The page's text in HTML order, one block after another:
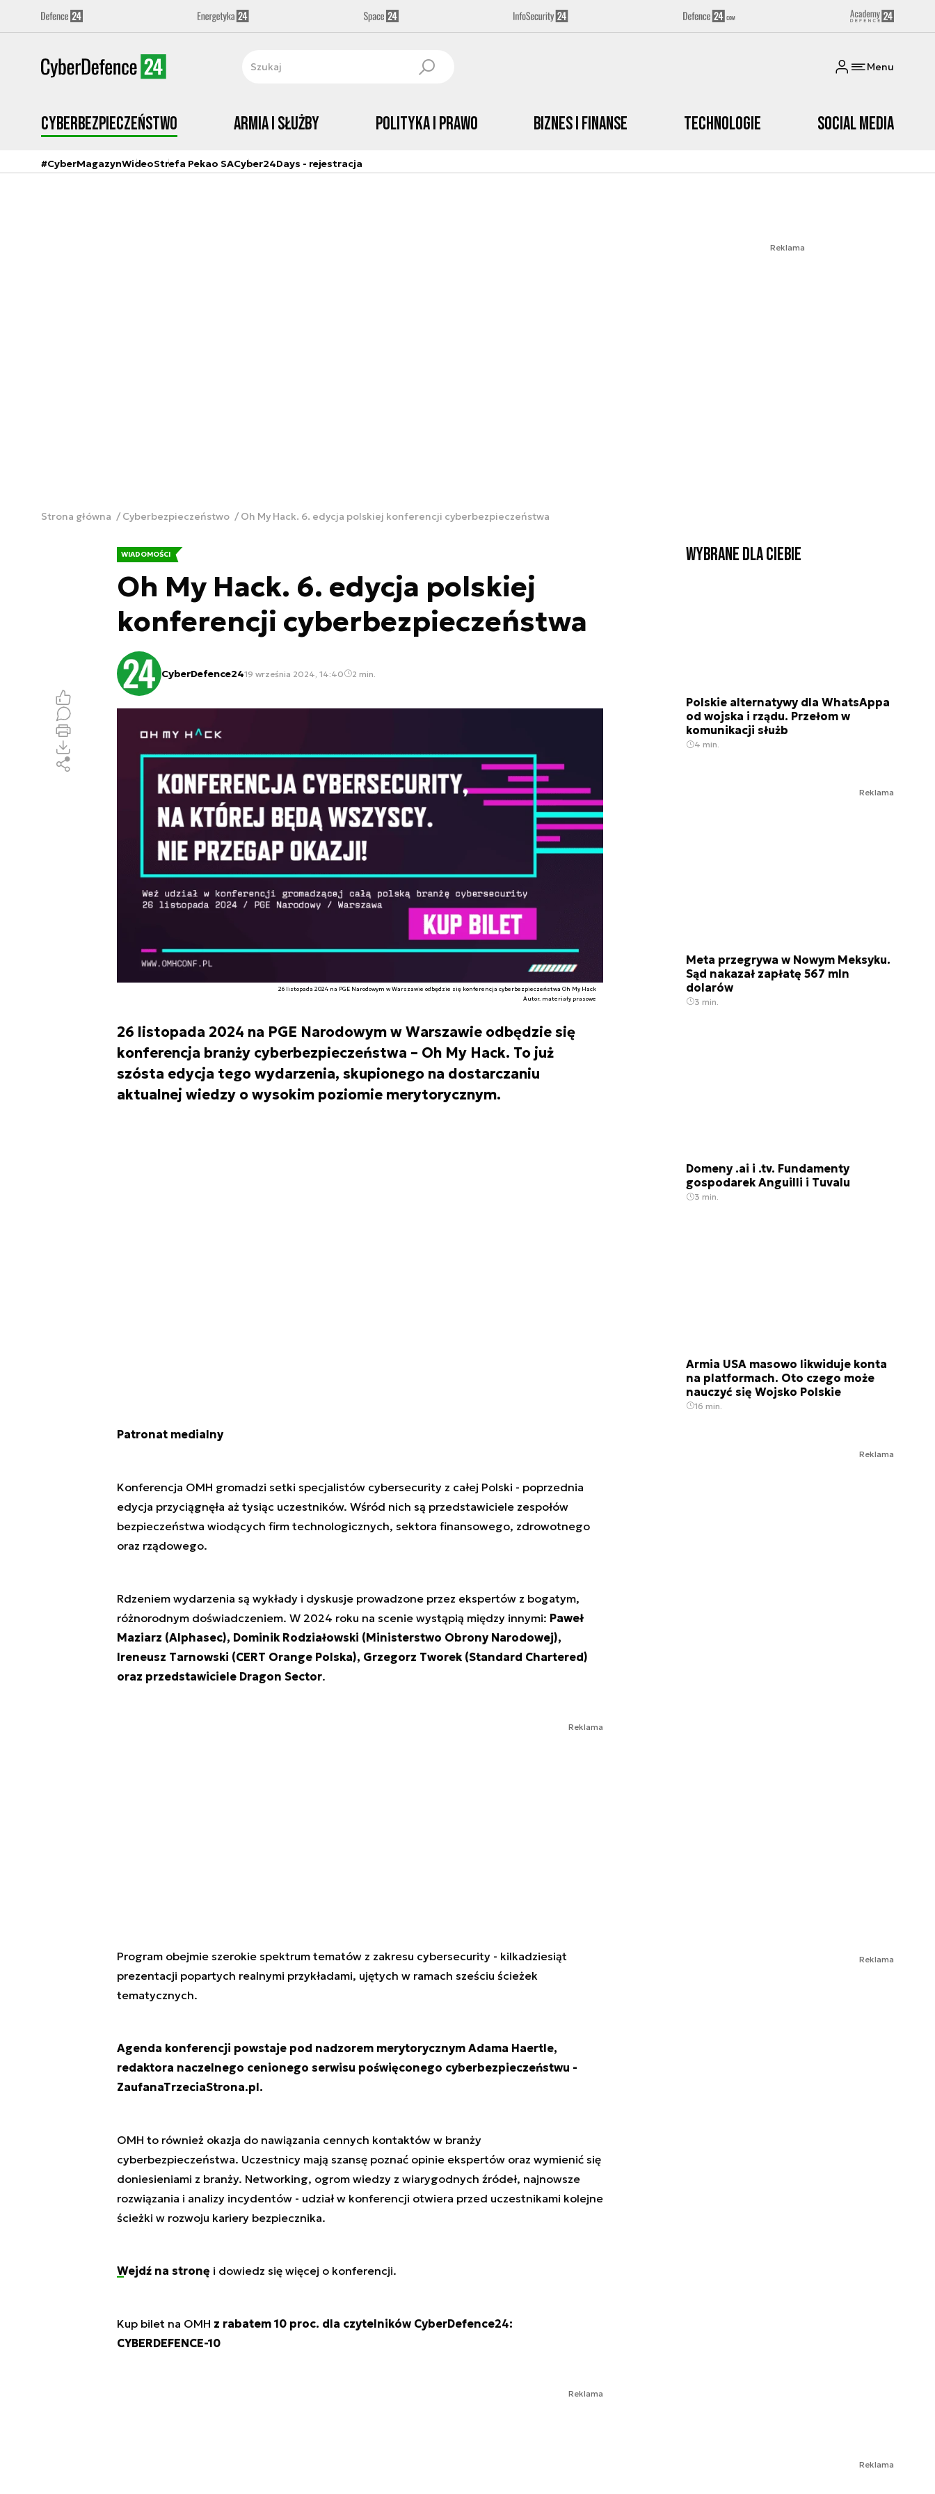
Menu
Cyberbezpieczeństwo Armia i Służby Polityka i prawo Biznes i Finanse Technologie Social media
#CyberMagazynWideoStrefa Pekao SACyber24Days - rejestracja
Reklama
Strona główna Cyberbezpieczeństwo Oh My Hack. 6. edycja polskiej konferencji cyberbezpieczeństwa
WIADOMOŚCI
Oh My Hack. 6. edycja polskiej
konferencji cyberbezpieczeństwa
CyberDefence2419 września 2024, 14:40 2 min.
26 listopada 2024 na PGE Narodowym w Warszawie odbędzie się konferencja cyberbezpieczeństwa Oh My Hack
Autor. materiały prasowe
26 listopada 2024 na PGE Narodowym w Warszawie odbędzie się
konferencja branży cyberbezpieczeństwa – Oh My Hack. To już
szósta edycja tego wydarzenia, skupionego na dostarczaniu
aktualnej wiedzy o wysokim poziomie merytorycznym.
Patronat medialny
Konferencja OMH gromadzi setki specjalistów cybersecurity z całej Polski - poprzednia
edycja przyciągnęła aż tysiąc uczestników. Wśród nich są przedstawiciele zespołów
bezpieczeństwa wiodących firm technologicznych, sektora finansowego, zdrowotnego
oraz rządowego.
Rdzeniem wydarzenia są wykłady i dyskusje prowadzone przez ekspertów z bogatym,
różnorodnym doświadczeniem. W 2024 roku na scenie wystąpią między innymi: Paweł
Maziarz (Alphasec), Dominik Rodziałowski (Ministerstwo Obrony Narodowej),
Ireneusz Tarnowski (CERT Orange Polska), Grzegorz Tworek (Standard Chartered)
oraz przedstawiciele Dragon Sector.
Reklama
Program obejmie szerokie spektrum tematów z zakresu cybersecurity - kilkadziesiąt
prezentacji popartych realnymi przykładami, ujętych w ramach sześciu ścieżek
tematycznych.
Agenda konferencji powstaje pod nadzorem merytorycznym Adama Haertle,
redaktora naczelnego cenionego serwisu poświęconego cyberbezpieczeństwu -
ZaufanaTrzeciaStrona.pl.
OMH to również okazja do nawiązania cennych kontaktów w branży
cyberbezpieczeństwa. Uczestnicy mają szansę poznać opinie ekspertów oraz wymienić się
doniesieniami z branży. Networking, ogrom wiedzy z wiarygodnych źródeł, najnowsze
rozwiązania i analizy incydentów - udział w konferencji otwiera przed uczestnikami kolejne
ścieżki w rozwoju kariery bezpiecznika.
Wejdź na stronę i dowiedz się więcej o konferencji.
Kup bilet na OMH z rabatem 10 proc. dla czytelników CyberDefence24:
CYBERDEFENCE-10
Reklama
Wybrane dla Ciebie
Polskie alternatywy dla WhatsAppa
od wojska i rządu. Przełom w
komunikacji służb
4 min.
Reklama
Meta przegrywa w Nowym Meksyku.
Sąd nakazał zapłatę 567 mln
dolarów
3 min.
Domeny .ai i .tv. Fundamenty
gospodarek Anguilli i Tuvalu
3 min.
Armia USA masowo likwiduje konta
na platformach. Oto czego może
nauczyć się Wojsko Polskie
16 min.
Reklama
Reklama
Reklama